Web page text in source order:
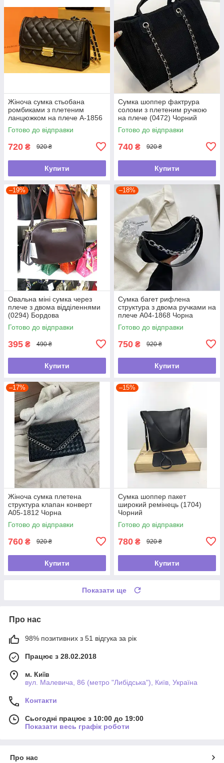
Жіноча сумка стьобана
ромбиками з плетеним
ланцюжком на плече А-1856
Чорна
Готово до відправки
720 ₴ 920 ₴
Купити
Сумка шоппер фактрура
соломи з плетеним ручкою
на плече (0472) Чорний
Готово до відправки
740 ₴ 920 ₴
Купити
–19%
Овальна міні сумка через
плече з двома відділеннями
(0294) Бордова
Готово до відправки
395 ₴ 490 ₴
Купити
–18%
Сумка багет рифлена
структура з двома ручками на
плече А04-1868 Чорна
Готово до відправки
750 ₴ 920 ₴
Купити
–17%
Жіноча сумка плетена
структура клапан конверт
А05-1812 Чорна
Готово до відправки
760 ₴ 920 ₴
Купити
–15%
Сумка шоппер пакет
широкий ремінець (1704)
Чорний
Готово до відправки
780 ₴ 920 ₴
Купити
Показати ще
Про нас
98% позитивних з 51 відгука за рік
Працює з 28.02.2018
м. Київ
вул. Малевича, 86 (метро "Либідська"), Київ, Україна
Контакти
Сьогодні працює з 10:00 до 19:00
Показати весь графік роботи
Про нас